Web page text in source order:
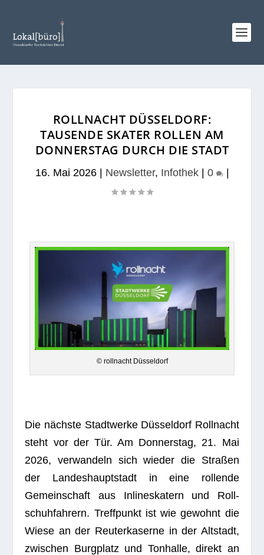
ROLLNACHT DÜSSELDORF:
TAUSENDE SKATER ROLLEN AM
DONNERSTAG DURCH DIE STADT
16. Mai 2026| Newsletter, Infothek| 0 |
© roll­nacht Düsseldorf
Die nächste Stadt­werke Düs­sel­dorf Roll­nacht
steht vor der Tür. Am Don­ners­tag, 21. Mai
2026, ver­wan­deln sich wie­der die Stra­ßen
der Lan­des­haupt­stadt in eine rol­lende
Gemein­schaft aus Inline­ska­tern und Roll­
schuh­fah­rern. Treff­punkt ist wie gewohnt die
Wiese an der Reu­ter­ka­serne in der Alt­stadt,
zwi­schen Burg­platz und Ton­halle, direkt an